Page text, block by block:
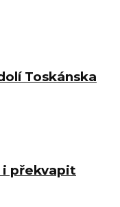
Toskánska
překvapit